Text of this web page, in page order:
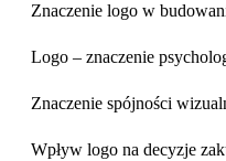
Znaczenie logo w
Logo – znaczenie
Znaczenie spójności
Wpływ logo na decyzje